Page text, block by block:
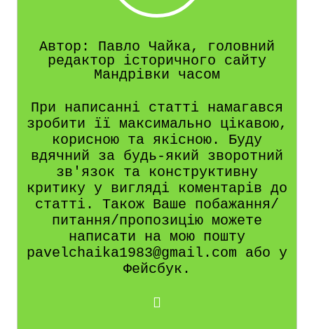
Автор: Павло Чайка, головний
редактор історичного сайту
Мандрівки часом
При написанні статті намагався
зробити її максимально цікавою,
корисною та якісною. Буду
вдячний за будь-який зворотний
зв'язок та конструктивну
критику у вигляді коментарів до
статті. Також Ваше побажання/
питання/пропозицію можете
написати на мою пошту
pavelchaika1983@gmail.com або у
Фейсбук.